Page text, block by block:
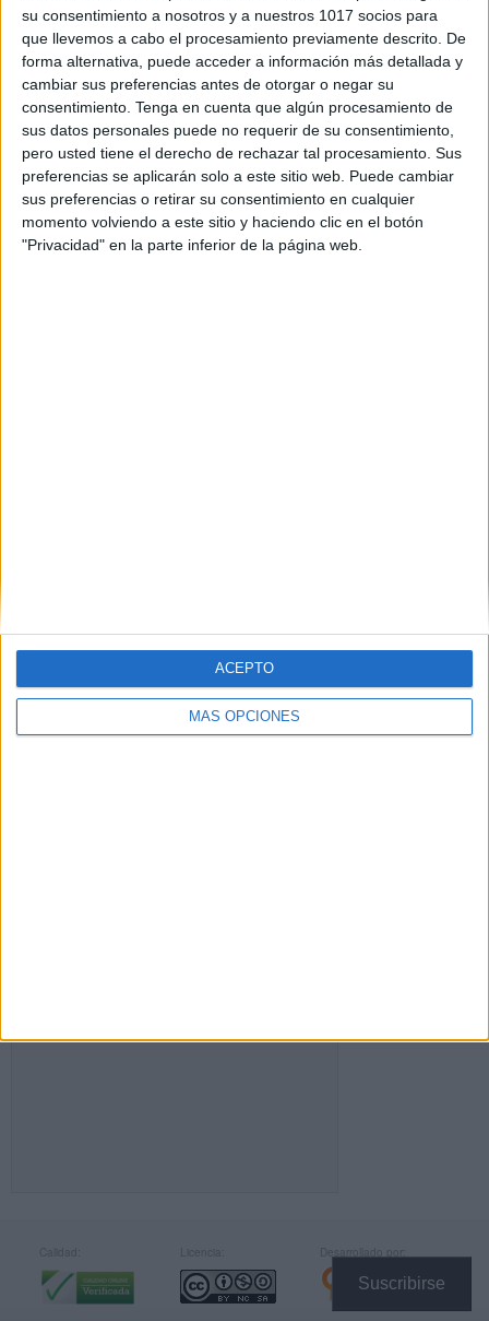
su consentimiento a nosotros y a nuestros 1017 socios para
que llevemos a cabo el procesamiento previamente descrito. De
forma alternativa, puede acceder a información más detallada y
cambiar sus preferencias antes de otorgar o negar su
consentimiento. Tenga en cuenta que algún procesamiento de
sus datos personales puede no requerir de su consentimiento,
pero usted tiene el derecho de rechazar tal procesamiento. Sus
preferencias se aplicarán solo a este sitio web. Puede cambiar
sus preferencias o retirar su consentimiento en cualquier
momento volviendo a este sitio y haciendo clic en el botón
"Privacidad" en la parte inferior de la página web.
MÁS OPCIONES
ACEPTO
Suscribirse
primeras habilidades matemáticas. Con estas láminas
de animales, los niños no solo […]
SEGUIR LEYENDO
Buscar
SIGUE NUESTROS TABLEROS EN